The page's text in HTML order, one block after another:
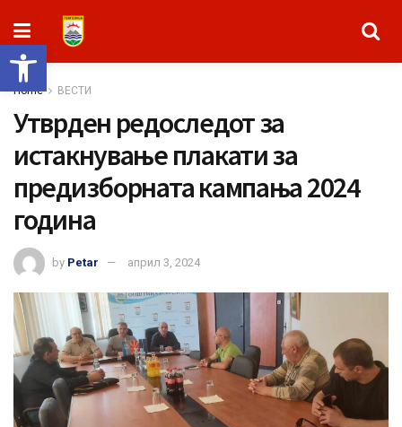
Open toolbar
Home ВЕСТИ
Утврден редоследот за
истакнување плакати за
предизборната кампања 2024
година
by Petar април 3, 2024